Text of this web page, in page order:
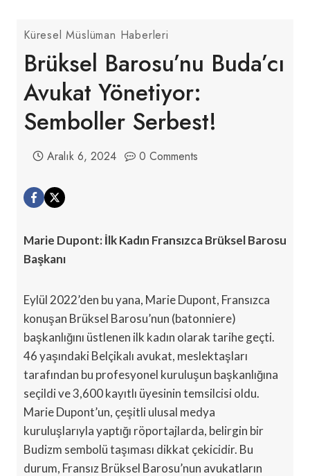
Küresel Müslüman Haberleri
Brüksel Barosu’nu Buda’cı
Avukat Yönetiyor:
Semboller Serbest!
Aralık 6, 2024 0 Comments
Marie Dupont: İlk Kadın Fransızca Brüksel Barosu
Başkanı
Eylül 2022’den bu yana, Marie Dupont, Fransızca
konuşan Brüksel Barosu’nun (batonniere)
başkanlığını üstlenen ilk kadın olarak tarihe geçti.
46 yaşındaki Belçikalı avukat, meslektaşları
tarafından bu profesyonel kuruluşun başkanlığına
seçildi ve 3,600 kayıtlı üyesinin temsilcisi oldu.
Marie Dupont’un, çeşitli ulusal medya
kuruluşlarıyla yaptığı röportajlarda, belirgin bir
Budizm sembolü taşıması dikkat çekicidir. Bu
durum, Fransız Brüksel Barosu’nun avukatların